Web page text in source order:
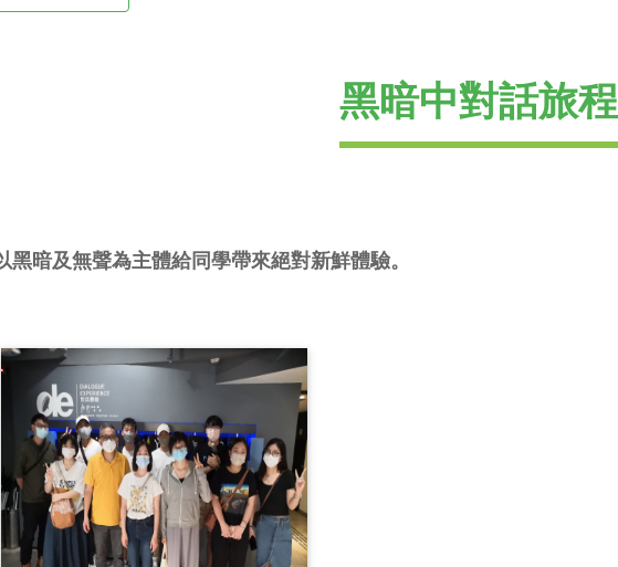
黑暗中對話旅程
黑暗及無聲為主體給同學帶來絕對新鮮體驗。